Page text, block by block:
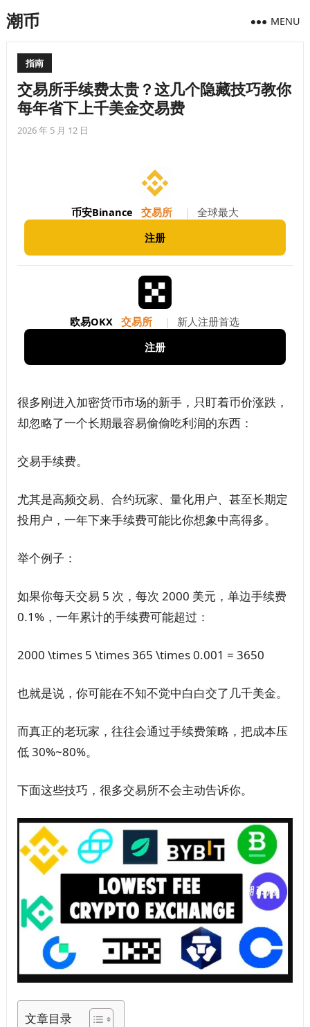
潮币 MENU
指南
交易所手续费太贵？这几个隐藏技巧教你
每年省下上千美金交易费
2026 年 5 月 12 日
币安Binance 交易所 |
全球最大
注册
欧易OKX 交易所 |
新人注册首选
注册
很多刚进入加密货币市场的新手，只盯着币价涨跌，
却忽略了一个长期最容易偷偷吃利润的东西：
交易手续费。
尤其是高频交易、合约玩家、量化用户、甚至长期定
投用户，一年下来手续费可能比你想象中高得多。
举个例子：
如果你每天交易 5 次，每次 2000 美元，单边手续费
0.1%，一年累计的手续费可能超过：
2000 \times 5 \times 365 \times 0.001 = 3650
也就是说，你可能在不知不觉中白白交了几千美金。
而真正的老玩家，往往会通过手续费策略，把成本压
低 30%~80%。
下面这些技巧，很多交易所不会主动告诉你。
文章目录